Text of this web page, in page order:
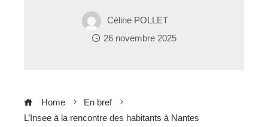
Céline POLLET
26 novembre 2025
Home
En bref
L’Insee à la rencontre des habitants à Nantes